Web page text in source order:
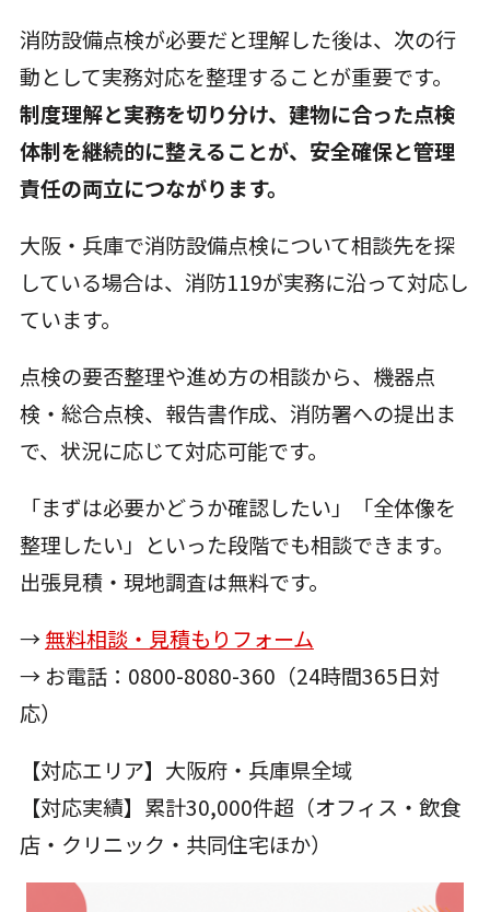
消防設備点検が必要だと理解した後は、次の行
動として実務対応を整理することが重要です。
制度理解と実務を切り分け、建物に合った点検
体制を継続的に整えることが、安全確保と管理
責任の両立につながります。
大阪・兵庫で消防設備点検について相談先を探
している場合は、消防119が実務に沿って対応し
ています。
点検の要否整理や進め方の相談から、機器点
検・総合点検、報告書作成、消防署への提出ま
で、状況に応じて対応可能です。
「まずは必要かどうか確認したい」「全体像を
整理したい」といった段階でも相談できます。
出張見積・現地調査は無料です。
→無料相談・見積もりフォーム
→ お電話：0800-8080-360（24時間365日対
応）
【対応エリア】大阪府・兵庫県全域
【対応実績】累計30,000件超（オフィス・飲食
店・クリニック・共同住宅ほか）